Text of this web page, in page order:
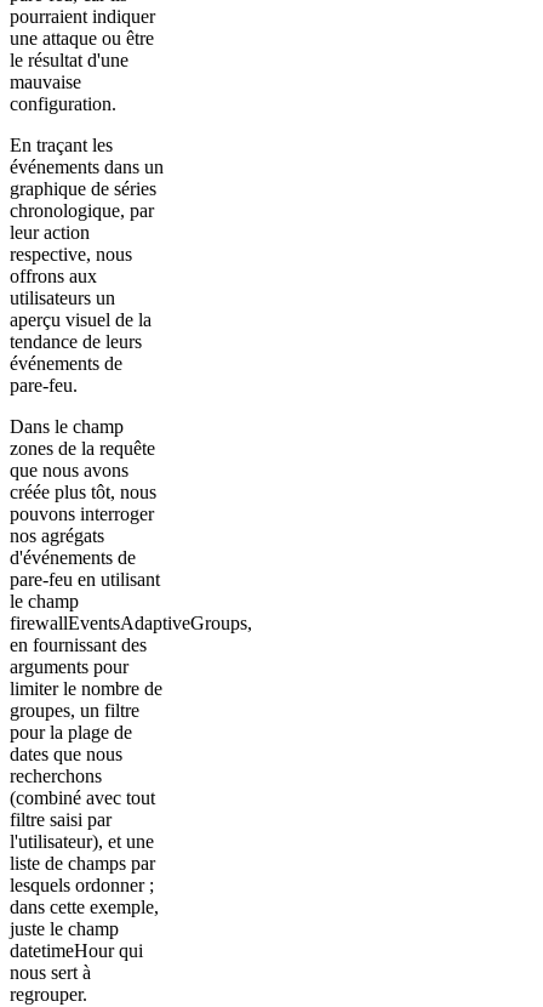
pourraient indiquer
une attaque ou être
le résultat d'une
mauvaise
configuration.
En traçant les
événements dans un
graphique de séries
chronologique, par
leur action
respective, nous
offrons aux
utilisateurs un
aperçu visuel de la
tendance de leurs
événements de
pare-feu.
Dans le champ
zones de la requête
que nous avons
créée plus tôt, nous
pouvons interroger
nos agrégats
d'événements de
pare-feu en utilisant
le champ
firewallEventsAdaptiveGroups,
en fournissant des
arguments pour
limiter le nombre de
groupes, un filtre
pour la plage de
dates que nous
recherchons
(combiné avec tout
filtre saisi par
l'utilisateur), et une
liste de champs par
lesquels ordonner ;
dans cette exemple,
juste le champ
datetimeHour qui
nous sert à
regrouper.